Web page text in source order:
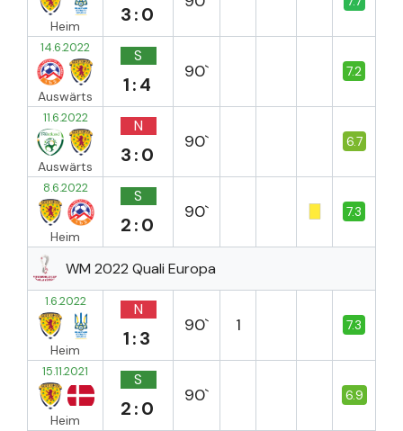
Heim 3:0
14.6.2022
Auswärts
S
1:4
90` 7.2
11.6.2022
Auswärts
N
3:0
90` 6.7
8.6.2022
Heim
S
2:0
90` 7.3
WM 2022 Quali Europa
1.6.2022
Heim
N
1:3
90` 1 7.3
15.11.2021
Heim
S
2:0
90` 6.9